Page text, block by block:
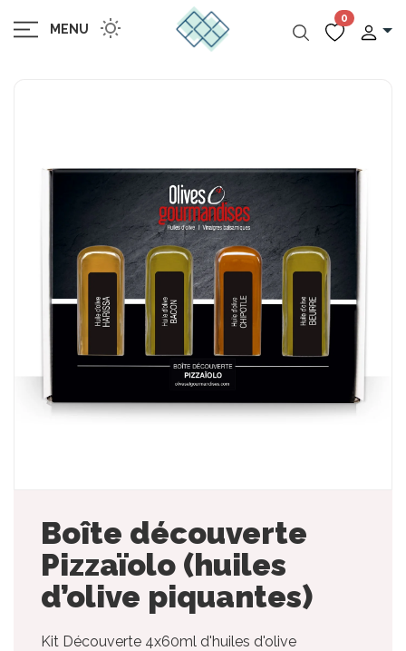
MENU
0
Boîte découverte
Pizzaïolo (huiles
d’olive piquantes)
Kit Découverte 4x60ml d'huiles d'olive